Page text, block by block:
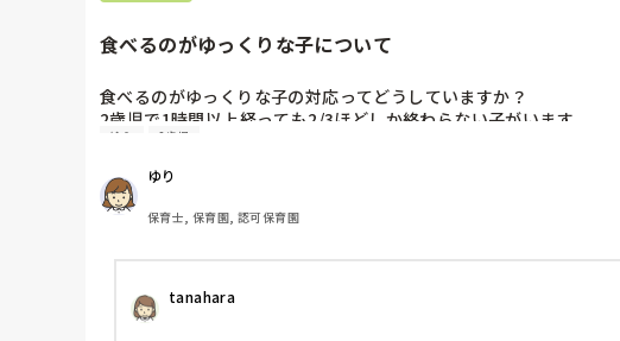
食べるのがゆっくりな子について
食べるのがゆっくりな子の対応ってどうしていますか？
2歳児で1時間以上経っても2/3ほどしか終わらない子がいます。
やはり食べ終わらなくても時間を決めて終了にするべきでしょうか？
給食 2歳児
ゆり
保育士, 保育園, 認可保育園
tanahara